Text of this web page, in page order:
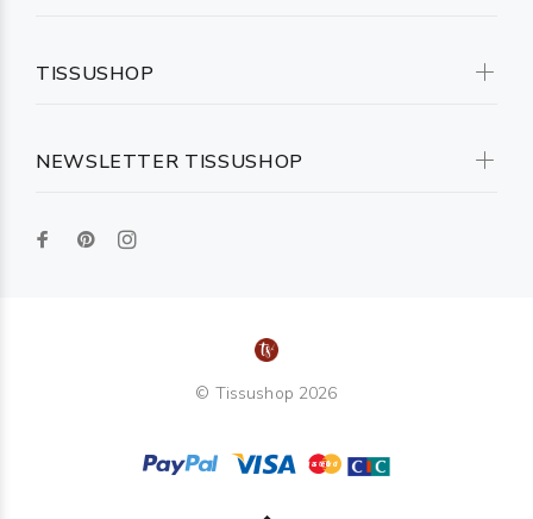
NEWSLETTER TISSUSHOP
TISSUSHOP
© Tissushop 2026